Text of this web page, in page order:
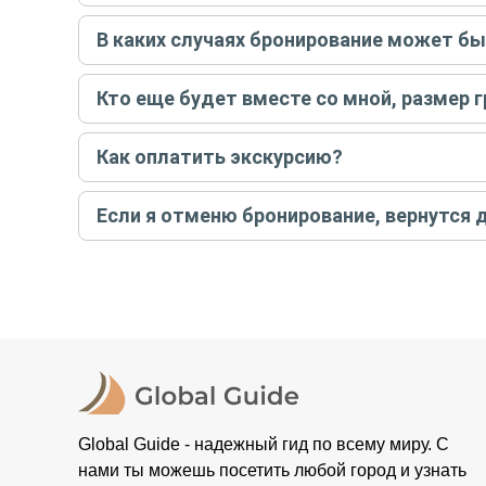
Достаточно перейти по ссылке «Задать вопрос» и
бронируйте экскурсию.Задать вопрос.
В каких случаях бронирование может
Только в случае неблагоприятных погодных
вас об отмене, а мы вернем предоплату на карту. Во
Кто еще будет вместе со мной, размер
Если экскурсия индивидуальная, гид проведет
условий конкретной экскурсии.
Как оплатить экскурсию?
Создайте заказ на удобную дату и время, и
контакты организатора и точное место встречи.
Если я отменю бронирование, вернутся
Global Guide - надежный гид по всему миру. С
нами ты можешь посетить любой город и узнать